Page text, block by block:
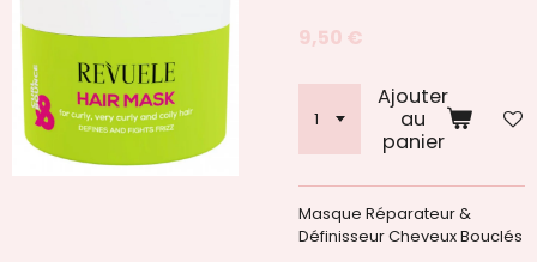
9,50 €
Ajouter
au
panier
Masque Réparateur &
Définisseur Cheveux Bouclés